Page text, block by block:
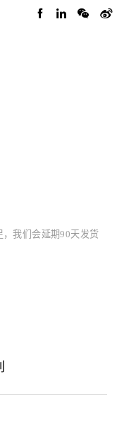
，我们会延期90天发货